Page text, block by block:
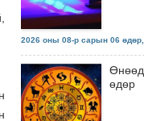
2026 оны 08-р сарын 06
өдөр